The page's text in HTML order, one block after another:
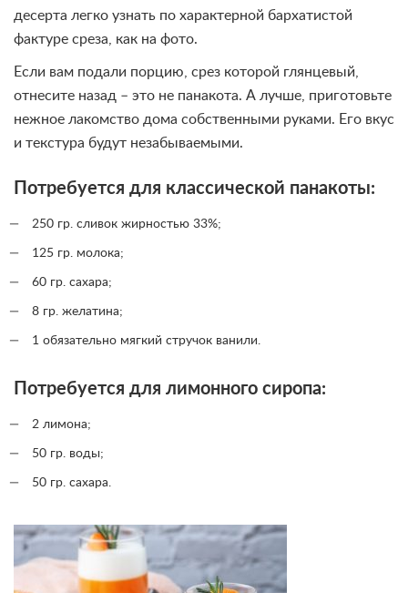
десерта легко узнать по характерной бархатистой
фактуре среза, как на фото.
Если вам подали порцию, срез которой глянцевый,
отнесите назад – это не панакота. А лучше, приготовьте
нежное лакомство дома собственными руками. Его вкус
и текстура будут незабываемыми.
Потребуется для классической панакоты:
250 гр. сливок жирностью 33%;
125 гр. молока;
60 гр. сахара;
8 гр. желатина;
1 обязательно мягкий стручок ванили.
Потребуется для лимонного сиропа:
2 лимона;
50 гр. воды;
50 гр. сахара.